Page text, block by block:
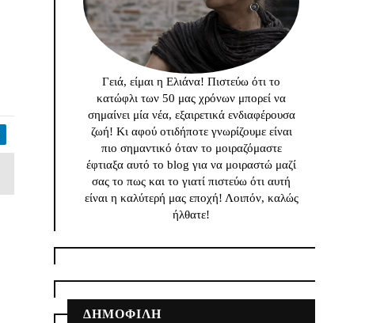
Γειά, είμαι η Ελιάνα! Πιστεύω ότι το
κατώφλι των 50 μας χρόνων μπορεί να
σημαίνει μία νέα, εξαιρετικά ενδιαφέρουσα
ζωή! Κι αφού οτιδήποτε γνωρίζουμε είναι
πιο σημαντικό όταν το μοιραζόμαστε
έφτιαξα αυτό το blog για να μοιραστώ μαζί
σας το πως και το γιατί πιστεύω ότι αυτή
είναι η καλύτερή μας εποχή! Λοιπόν, καλώς
ήλθατε!
ΔΗΜΟΦΙΛΗ